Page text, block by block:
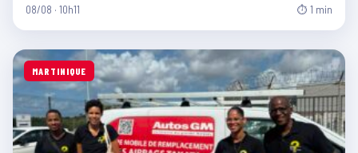
08/08 · 10h11 ⏱ 1 min
MARTINIQUE